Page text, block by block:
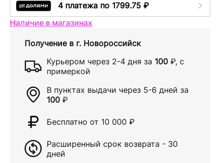
4 платежа по 1799.75 ₽
Наличие в магазинах
Получение в г. Новороссийск
Курьером через 2-4 дня за 100 ₽, с
примеркой
В пунктах выдачи через 5-6 дней за
100 ₽
Бесплатно от 10 000 ₽
Расширенный срок возврата - 30
дней